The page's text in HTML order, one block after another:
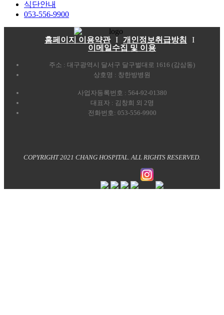
식단안내
053-556-9900
홈페이지 이용약관 I 개인정보취급방침
I
이메일수집 및 이용
주소 : 대구광역시 달서구 달구벌대로 1616 (감삼동)
상호명 : 창한방병원
사업자등록번호 : 564-92-01380
대표자 : 김창희 외 2명
전화번호: 053-556-9900
COPYRIGHT 2021 CHANG HOSPITAL. ALL RIGHTS RESERVED.